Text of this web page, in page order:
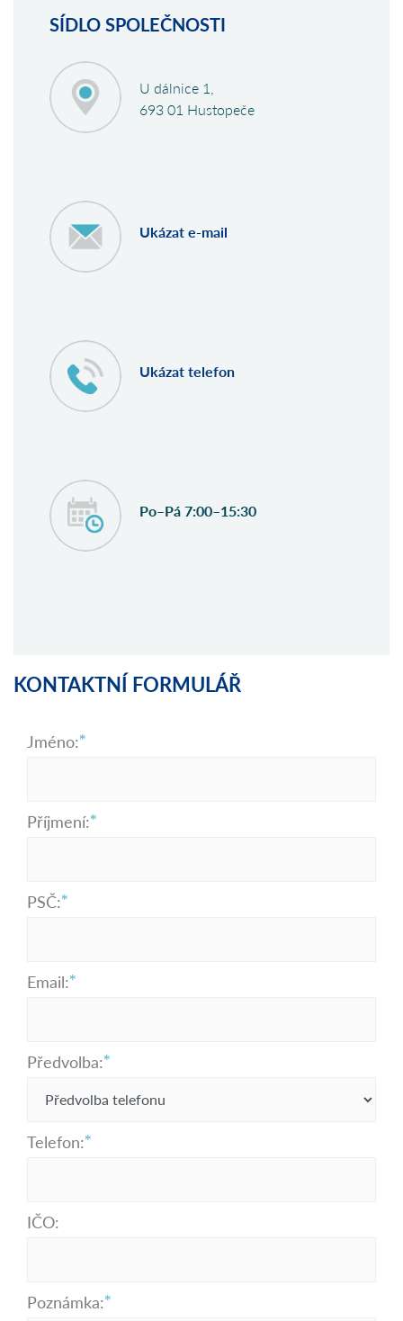
SÍDLO SPOLEČNOSTI
U dálnice 1,
693 01 Hustopeče
Ukázat e-mail
Ukázat telefon
Po–Pá 7:00–15:30
KONTAKTNÍ FORMULÁŘ
Jméno:
Příjmení:
PSČ:
Email:
Předvolba:
Telefon:
IČO:
Poznámka: